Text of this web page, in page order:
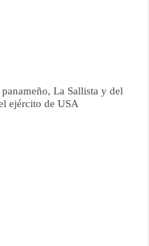
La Sallista y del
ejército de USA